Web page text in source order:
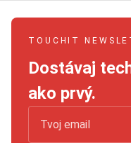
TOUCHIT
Dostávaj
ako prvý.